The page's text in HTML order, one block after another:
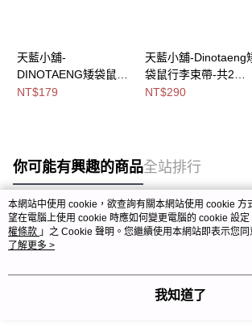
天藍小舖-
DINOTAENG矮袋鼠可
摺疊收納飲料提袋-共4
NT$179
天藍小舖-Dinotaeng
袋鼠行李束帶-共2
色-$290【A11115712
NT$290
你可能有興趣的商品全站排行
熱門標籤
本網站中使用 cookie，欲查詢有關本網站使用 cookie 方
望在電腦上使用 cookie 時應如何變更電腦的 cookie 設定
權條款 」之 Cookie 聲明。您繼續使用本網站即表示您
用條款之 Cookie 聲明使用 cookie。
了解更多 >
我知道了